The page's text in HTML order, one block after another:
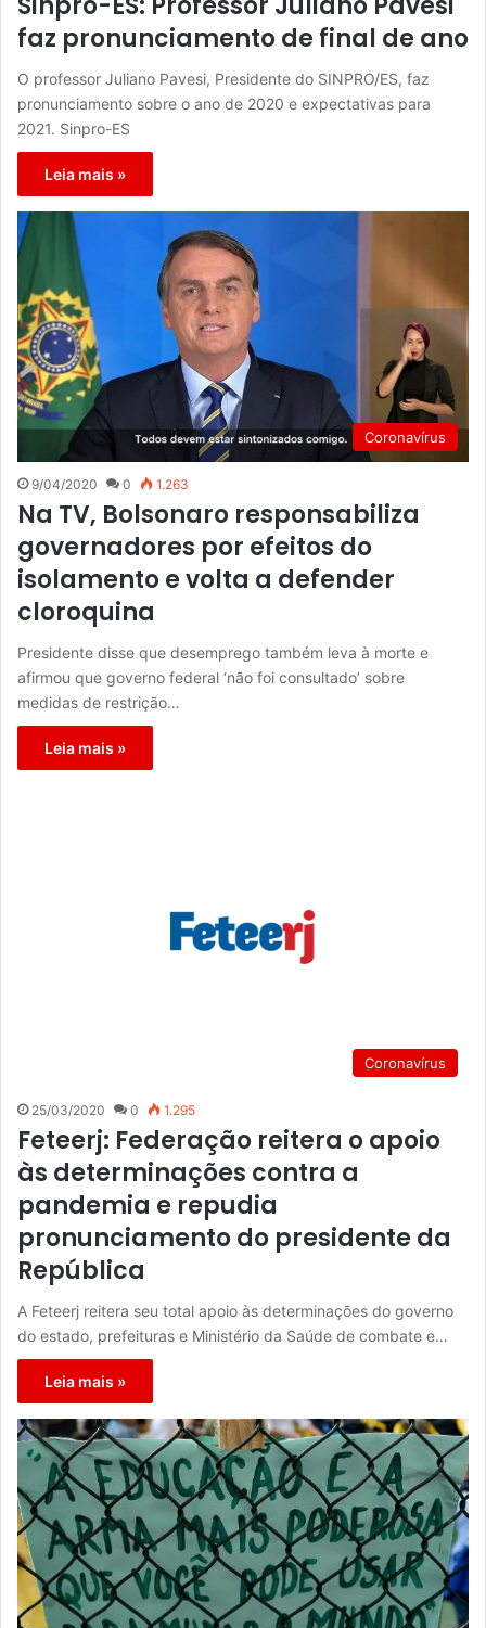
faz pronunciamento de final de ano
O professor Juliano Pavesi, Presidente do SINPRO/ES, faz
pronunciamento sobre o ano de 2020 e expectativas para
2021. Sinpro-ES
Leia mais »
Coronavírus
9/04/2020 0 1.263
Na TV, Bolsonaro responsabiliza
governadores por efeitos do
isolamento e volta a defender
cloroquina
Presidente disse que desemprego também leva à morte e
afirmou que governo federal ‘não foi consultado’ sobre
medidas de restrição…
Leia mais »
Coronavírus
25/03/2020 0 1.295
Feteerj: Federação reitera o apoio
às determinações contra a
pandemia e repudia
pronunciamento do presidente da
República
A Feteerj reitera seu total apoio às determinações do governo
do estado, prefeituras e Ministério da Saúde de combate e…
Leia mais »